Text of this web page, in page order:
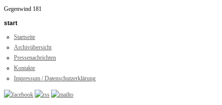
Gegenwind 181
start
Startseite
Archivübersicht
Pressenachrichten
Kontakte
Impressum / Datenschutzerklärung